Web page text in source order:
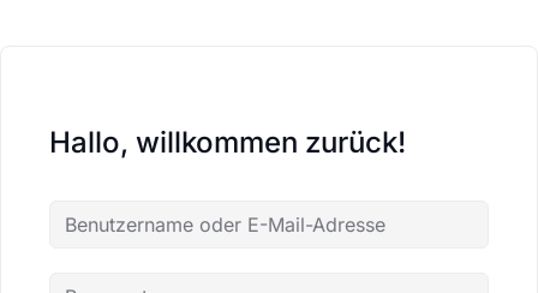
Hallo, willkommen zurück!